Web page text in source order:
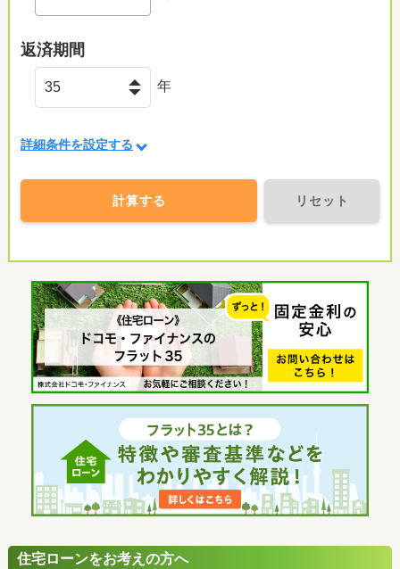
返済期間
年
詳細条件を設定する
計算する リセット
住宅ローンをお考えの方へ